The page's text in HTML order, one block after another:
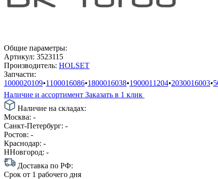
Общие параметры:
Артикул: 3523115
Производитель: HOLSET
Запчасти:
1000020109•1100016086•1800016038•1900011204•2030016003•
Наличие и ассортимент Заказать в 1 клик
Наличие на складах:
Москва: -
Санкт-Петербург: -
Ростов: -
Краснодар: -
ННовгород: -
Доставка по РФ:
Срок от 1 рабочего дня